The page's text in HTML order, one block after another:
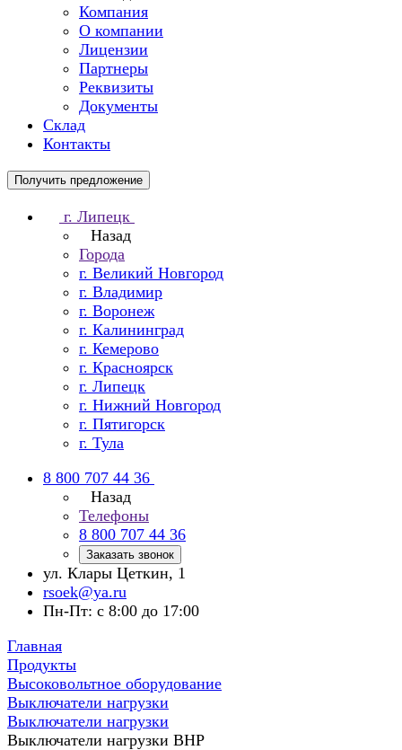
Компания
О компании
Лицензии
Партнеры
Реквизиты
Документы
Склад
Контакты
Получить предложение
г. Липецк
Назад
Города
г. Великий Новгород
г. Владимир
г. Воронеж
г. Калининград
г. Кемерово
г. Красноярск
г. Липецк
г. Нижний Новгород
г. Пятигорск
г. Тула
8 800 707 44 36
Назад
Телефоны
8 800 707 44 36
Заказать звонок
ул. Клары Цеткин, 1
rsoek@ya.ru
Пн-Пт: с 8:00 до 17:00
Главная
Продукты
Высоковольтное оборудование
Выключатели нагрузки
Выключатели нагрузки
Выключатели нагрузки ВНР